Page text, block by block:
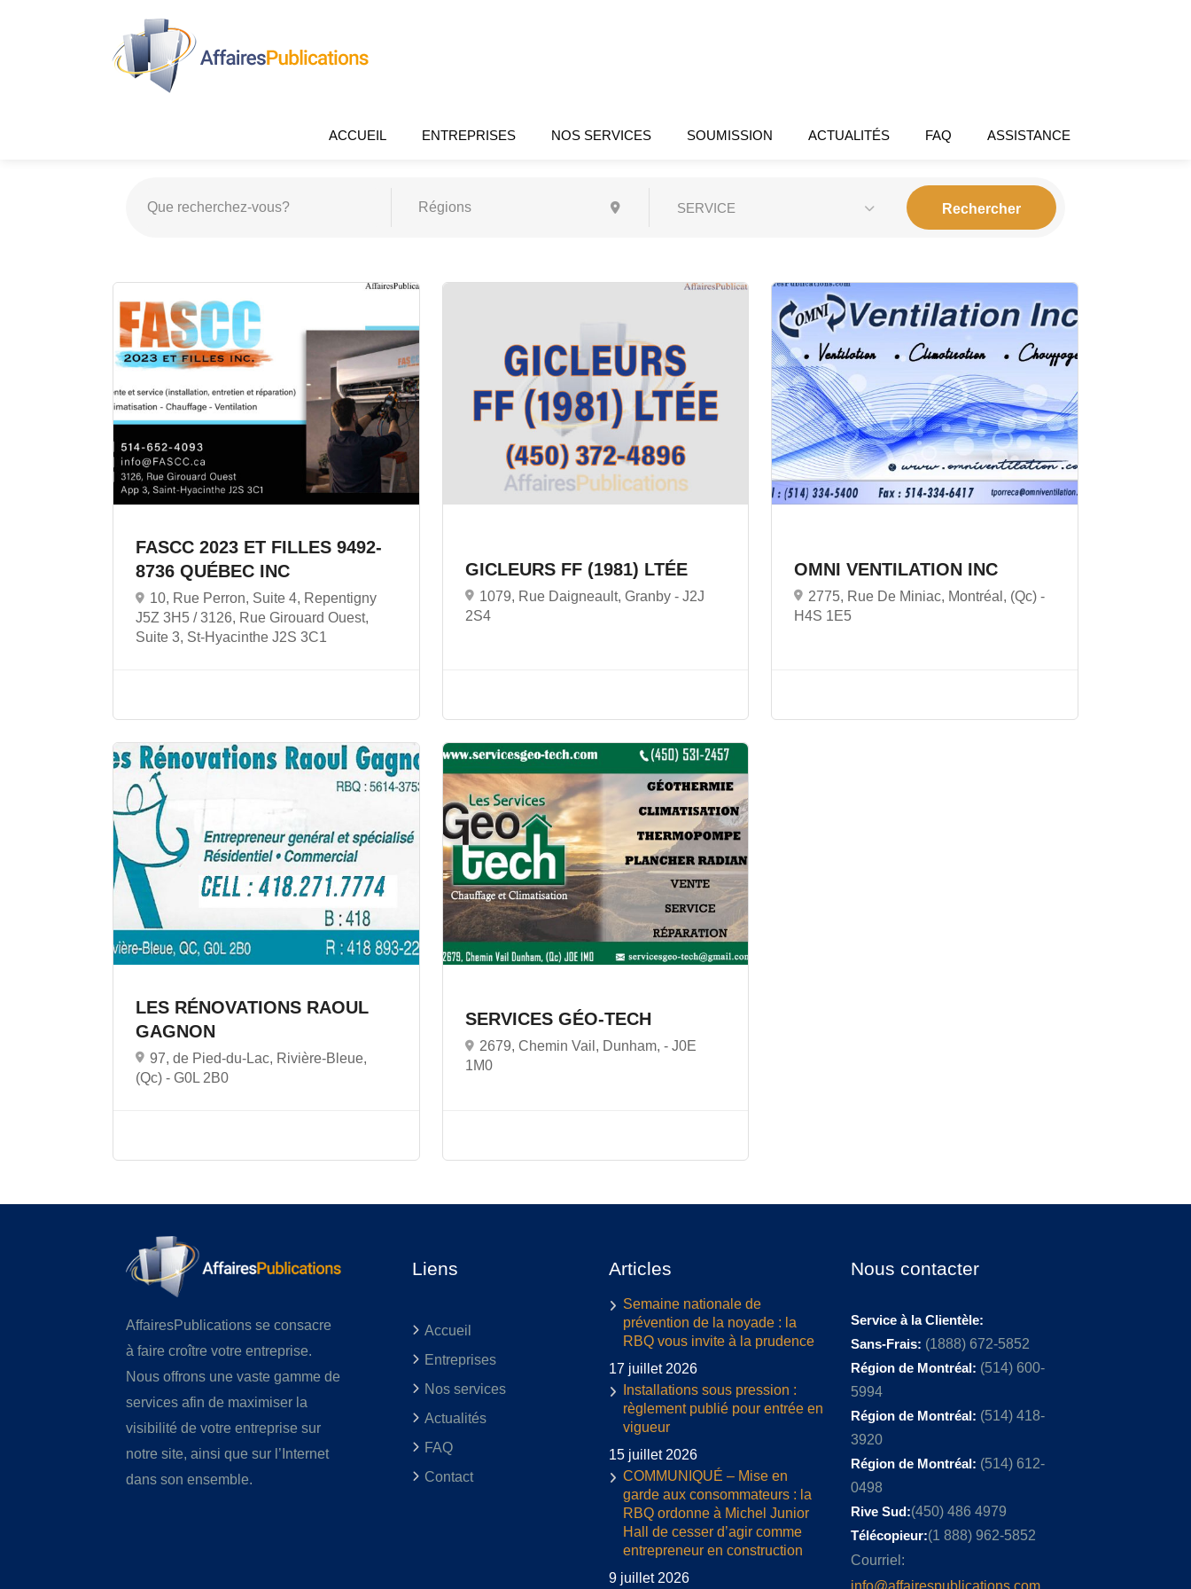
ACCUEIL ENTREPRISES NOS SERVICES SOUMISSION ACTUALITÉS FAQ ASSISTANCE
SERVICE
FASCC 2023 ET FILLES 9492-
8736 QUÉBEC INC
10, Rue Perron, Suite 4, Repentigny
J5Z 3H5 / 3126, Rue Girouard Ouest,
Suite 3, St-Hyacinthe J2S 3C1
GICLEURS FF (1981) LTÉE
1079, Rue Daigneault, Granby - J2J
2S4
OMNI VENTILATION INC
2775, Rue De Miniac, Montréal, (Qc) -
H4S 1E5
LES RÉNOVATIONS RAOUL
GAGNON
97, de Pied-du-Lac, Rivière-Bleue,
(Qc) - G0L 2B0
SERVICES GÉO-TECH
2679, Chemin Vail, Dunham, - J0E
1M0
AffairesPublications se consacre
à faire croître votre entreprise.
Nous offrons une vaste gamme de
services afin de maximiser la
visibilité de votre entreprise sur
notre site, ainsi que sur l’Internet
dans son ensemble.
Liens
Accueil
Entreprises
Nos services
Actualités
FAQ
Contact
Articles
Semaine nationale de
prévention de la noyade : la
RBQ vous invite à la prudence
17 juillet 2026
Installations sous pression :
règlement publié pour entrée en
vigueur
15 juillet 2026
COMMUNIQUÉ – Mise en
garde aux consommateurs : la
RBQ ordonne à Michel Junior
Hall de cesser d’agir comme
entrepreneur en construction
9 juillet 2026
Nous contacter
Service à la Clientèle:
Sans-Frais: (1888) 672-5852
Région de Montréal: (514) 600-
5994
Région de Montréal: (514) 418-
3920
Région de Montréal: (514) 612-
0498
Rive Sud:(450) 486 4979
Télécopieur:(1 888) 962-5852
Courriel:
info@affairespublications.com